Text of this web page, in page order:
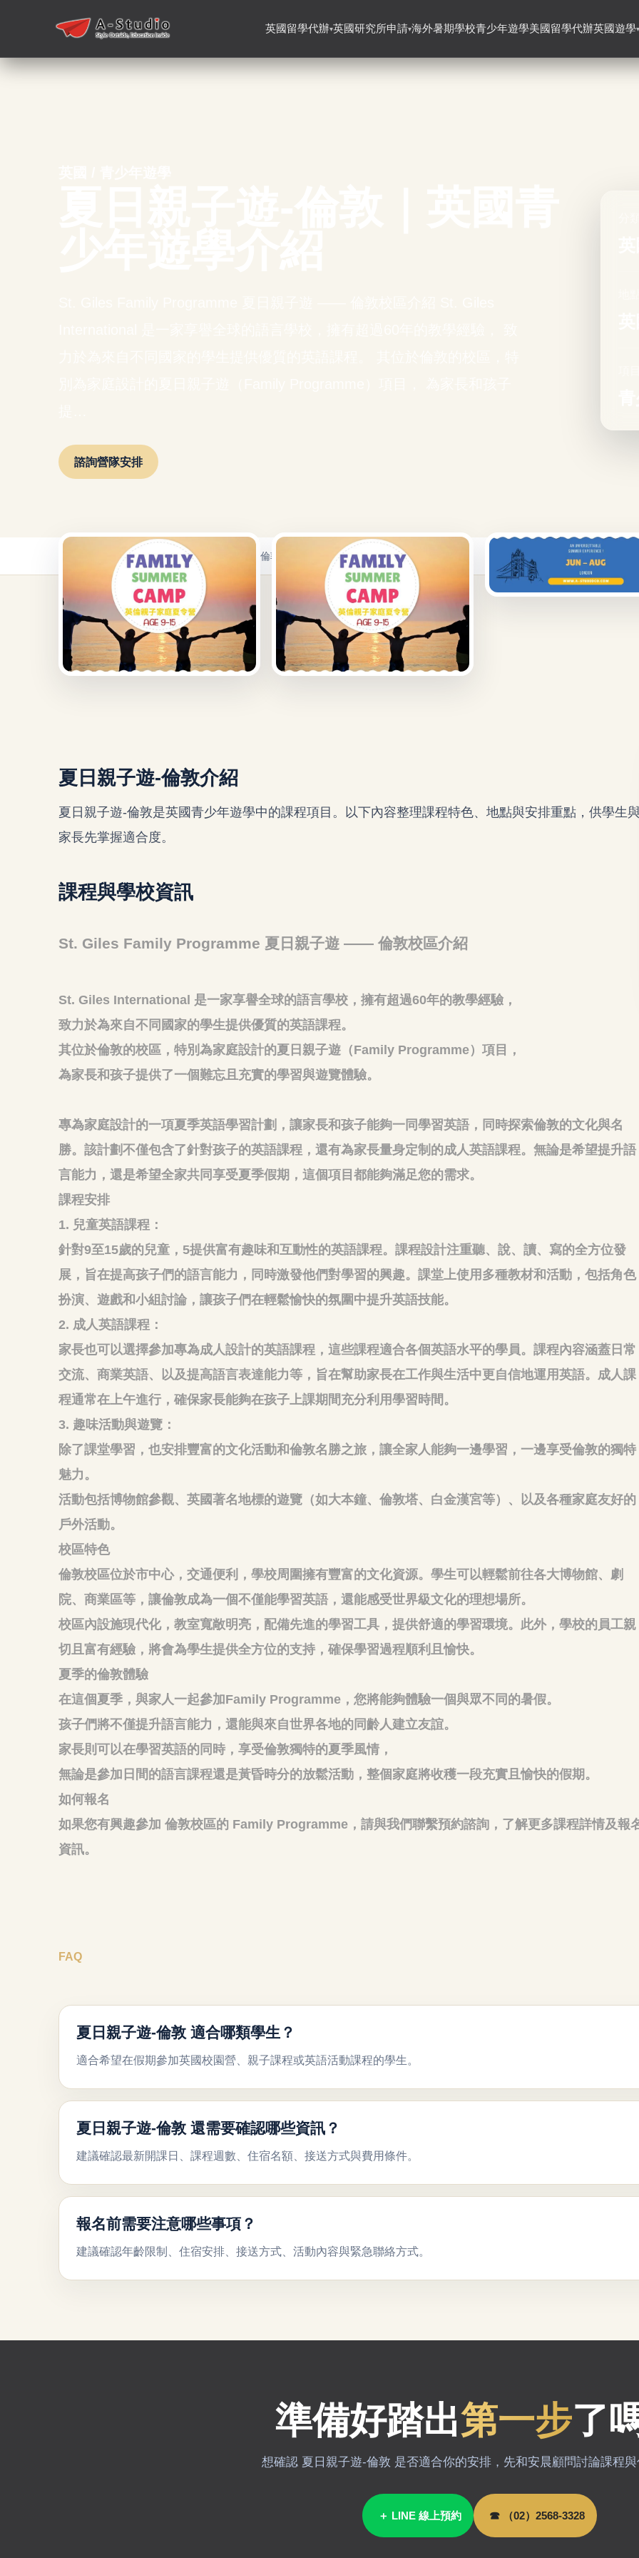
英國留學代辦▾英國研究所申請▾海外暑期學校青少年遊學美國留學代辦英國遊學▾
諮詢營隊安排
青少年遊學/英國青少年遊學 夏日親子遊-倫敦
夏日親子遊-倫敦介紹
夏日親子遊-倫敦是英國青少年遊學中的課程項目。以下內容整理課程特色、地點與安排重點，供學生
家長先掌握適合度。
課程與學校資訊
St. Giles Family Programme 夏日親子遊 —— 倫敦校區介紹
St. Giles International 是一家享譽全球的語言學校，擁有超過60年的教學經驗，
致力於為來自不同國家的學生提供優質的英語課程。
其位於倫敦的校區，特別為家庭設計的夏日親子遊（Family Programme）項目，
為家長和孩子提供了一個難忘且充實的學習與遊覽體驗。
專為家庭設計的一項夏季英語學習計劃，讓家長和孩子能夠一同學習英語，同時探索倫敦的文化與名
勝。該計劃不僅包含了針對孩子的英語課程，還有為家長量身定制的成人英語課程。無論是希望提升語
言能力，還是希望全家共同享受夏季假期，這個項目都能夠滿足您的需求。
課程安排
1. 兒童英語課程：
針對9至15歲的兒童，5提供富有趣味和互動性的英語課程。課程設計注重聽、說、讀、寫的全方位發
展，旨在提高孩子們的語言能力，同時激發他們對學習的興趣。課堂上使用多種教材和活動，包括角色
扮演、遊戲和小組討論，讓孩子們在輕鬆愉快的氛圍中提升英語技能。
2. 成人英語課程：
家長也可以選擇參加專為成人設計的英語課程，這些課程適合各個英語水平的學員。課程內容涵蓋日常
交流、商業英語、以及提高語言表達能力等，旨在幫助家長在工作與生活中更自信地運用英語。成人課
程通常在上午進行，確保家長能夠在孩子上課期間充分利用學習時間。
3. 趣味活動與遊覽：
除了課堂學習，也安排豐富的文化活動和倫敦名勝之旅，讓全家人能夠一邊學習，一邊享受倫敦的獨特
魅力。
活動包括博物館參觀、英國著名地標的遊覽（如大本鐘、倫敦塔、白金漢宮等）、以及各種家庭友好的
戶外活動。
校區特色
倫敦校區位於市中心，交通便利，學校周圍擁有豐富的文化資源。學生可以輕鬆前往各大博物館、劇
院、商業區等，讓倫敦成為一個不僅能學習英語，還能感受世界級文化的理想場所。
校區內設施現代化，教室寬敞明亮，配備先進的學習工具，提供舒適的學習環境。此外，學校的員工親
切且富有經驗，將會為學生提供全方位的支持，確保學習過程順利且愉快。
夏季的倫敦體驗
在這個夏季，與家人一起參加Family Programme，您將能夠體驗一個與眾不同的暑假。
孩子們將不僅提升語言能力，還能與來自世界各地的同齡人建立友誼。
家長則可以在學習英語的同時，享受倫敦獨特的夏季風情，
無論是參加日間的語言課程還是黃昏時分的放鬆活動，整個家庭將收穫一段充實且愉快的假期。
如何報名
如果您有興趣參加 倫敦校區的 Family Programme，請與我們聯繫預約諮詢，了解更多課程詳情及報
資訊。
FAQ
夏日親子遊-倫敦 適合哪類學生？
適合希望在假期參加英國校園營、親子課程或英語活動課程的學生。
夏日親子遊-倫敦 還需要確認哪些資訊？
建議確認最新開課日、課程週數、住宿名額、接送方式與費用條件。
報名前需要注意哪些事項？
建議確認年齡限制、住宿安排、接送方式、活動內容與緊急聯絡方式。
準備好踏出第一步了
想確認 夏日親子遊-倫敦 是否適合你的安排，先和安晨顧問討論課程
＋ LINE 線上預約 ☎ （02）2568-3328